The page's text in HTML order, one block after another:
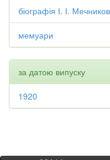
біографія І. І.
мемуари
за датою випуску
1920